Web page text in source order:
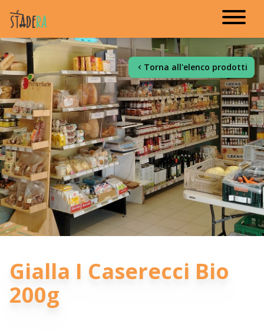
Torna all'elenco prodotti
Gialla I Caserecci Bio
200g